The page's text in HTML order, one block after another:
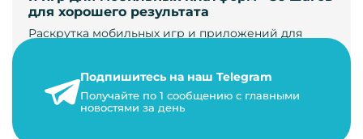
для хорошего результата
Раскрутка мобильных игр и приложений для
24 января 2021 г.
14 минут на чтение
Подпишитесь на наш Telegram
Получайте по 1 сообщению с главными
новостями за день